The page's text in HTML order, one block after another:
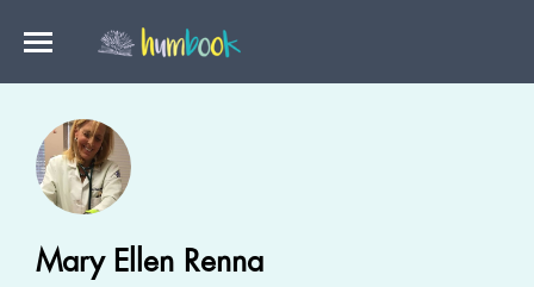
Mary Ellen Renna